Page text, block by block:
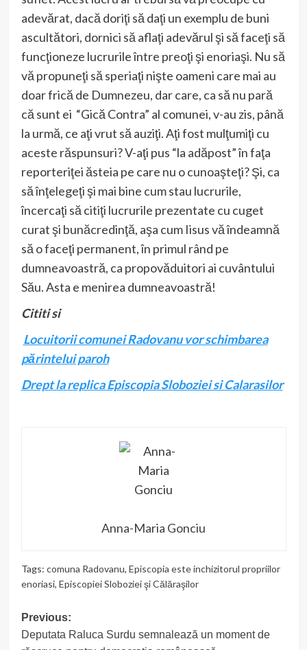
adevărat, dacă doriţi să daţi un exemplu de buni
ascultători, dornici să aflaţi adevărul şi să faceţi să
funcţioneze lucrurile între preoţi şi enoriaşi. Nu să
vă propuneţi să speriaţi nişte oameni care mai au
doar frică de Dumnezeu, dar care, ca să nu pară
că sunt ei “Gică Contra” al comunei, v-au zis, până
la urmă, ce aţi vrut să auziţi. Aţi fost mulţumiţi cu
aceste răspunsuri? V-aţi pus “la adăpost” în faţa
reporteriţei ăsteia pe care nu o cunoaşteţi? Şi, ca
să înţelegeţi şi mai bine cum stau lucrurile,
încercaţi să citiţi lucrurile prezentate cu cuget
curat şi bunăcredinţă, aşa cum Iisus vă îndeamnă
să o faceţi permanent, în primul rând pe
dumneavoastră, ca propovăduitori ai cuvântului
Său. Asta e menirea dumneavoastră!
Cititi si
Locuitorii comunei Radovanu vor schimbarea
părintelui paroh
Drept la replica Episcopia Sloboziei si Calarasilor
Anna-Maria Gonciu
Tags: comuna Radovanu, Episcopia este inchizitorul propriilor
enoriasi, Episcopiei Sloboziei şi Călăraşilor
Post
navigation
Previous:
Deputata Raluca Surdu semnalează un moment de